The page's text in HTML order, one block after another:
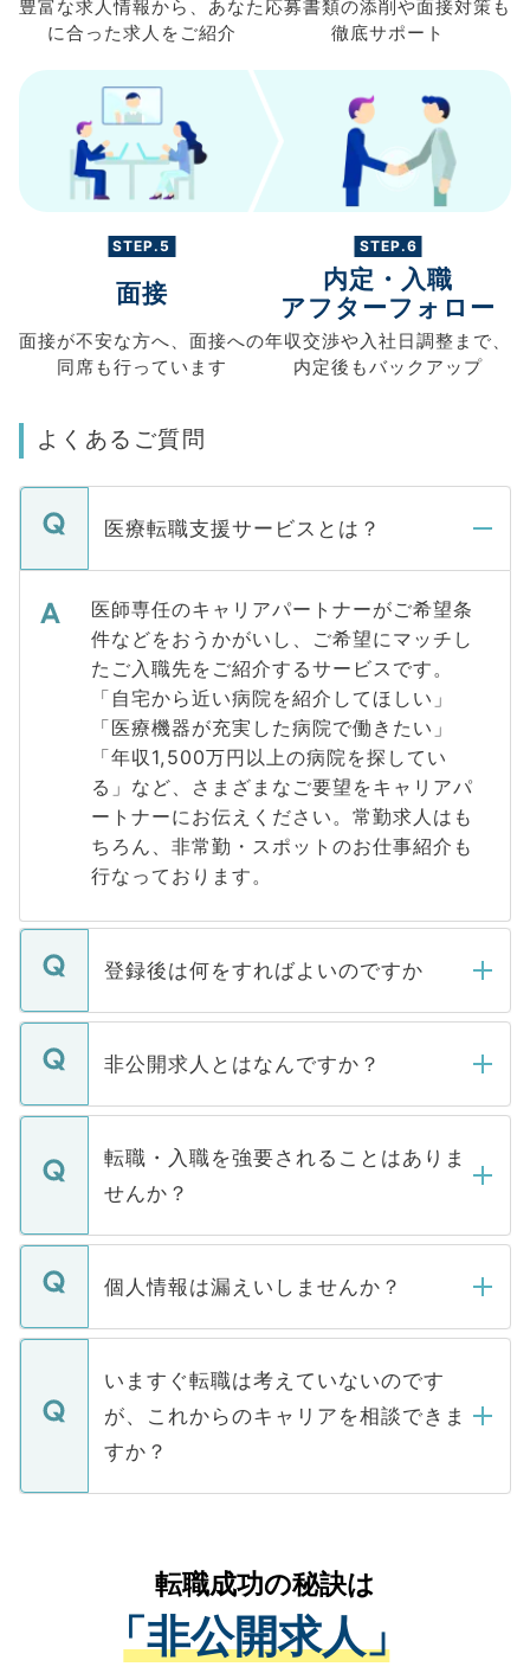
豊富な求人情報から、 あなた
に合った求人を ご紹介
応募書類の添削や面接対策も
徹底サポート
STEP.5
面接
面接が不安な方へ、 面接への
同席も行っています
STEP.6
内定・入職
アフターフォロー
年収交渉や入社日調整まで、
内定後もバックアップ
よくあるご質問
医療転職支援サービスとは？
医師専任のキャリアパートナーがご希望条
件などをおうかがいし、ご希望にマッチし
たご入職先をご紹介するサービスです。
「自宅から近い病院を紹介してほしい」
「医療機器が充実した病院で働きたい」
「年収1,500万円以上の病院を探してい
る」など、さまざまなご要望をキャリアパ
ートナーにお伝えください。常勤求人はも
ちろん、非常勤・スポットのお仕事紹介も
行なっております。
登録後は何をすればよいのですか
ご登録いただきましたら、弊社担当者がご
登録内容を確認し、その後メールもしくは
ます。通常、5営業日以内にはご連絡をせて
いただきますので、しばらくお待ちくださ
非公開求人とはなんですか？
マイナビDOCTORで取り扱っている求人の
うち約3割は、Webサイトからご覧いただ
けない「非公開求人」です。非公開求人は
下記の理由によって、一般には公開してい
ません。
■応募殺到を避けるため 人気のある医療機
関を公にしてしまうと、応募が殺到する場
に、医療機関が求める条件に合った人材の
みを人材紹介会社に依頼するケースが増え
ています。
転職・入職を強要されることはありま
せんか？
転職・入職を強要することは一切ありませ
ん。また、仮に応募先から内定をいただい
定を承諾する必要はありません。内定先へ
の辞退の連絡はキャリアパートナーが行い
個人情報は漏えいしませんか？
個人情報が漏えいすることはありませんの
で、ご安心ください。当サイトからの登録
などで収集したご登録者様の個人情報は、
ご本人のキャリアアップおよび転職活動の
支援を目的に使用いたします。お預かりし
ているすべての個人データはご本人の許可
は、個人情報の取り扱いについての厳密な
管理基準を満たした事業者のみに付与され
る、プライバシーマークを取得済みです。
いますぐ転職は考えていないのです
が、これからのキャリアを相談できま
すか？
かがいして、現在の医療機関の状況や紹介
経験をまじえながら、適切なアドバイスを
させていただきます。すぐにご転職をされ
ない方には、長期的なサポートが可能です
転職成功の秘訣は
「非公開求人」